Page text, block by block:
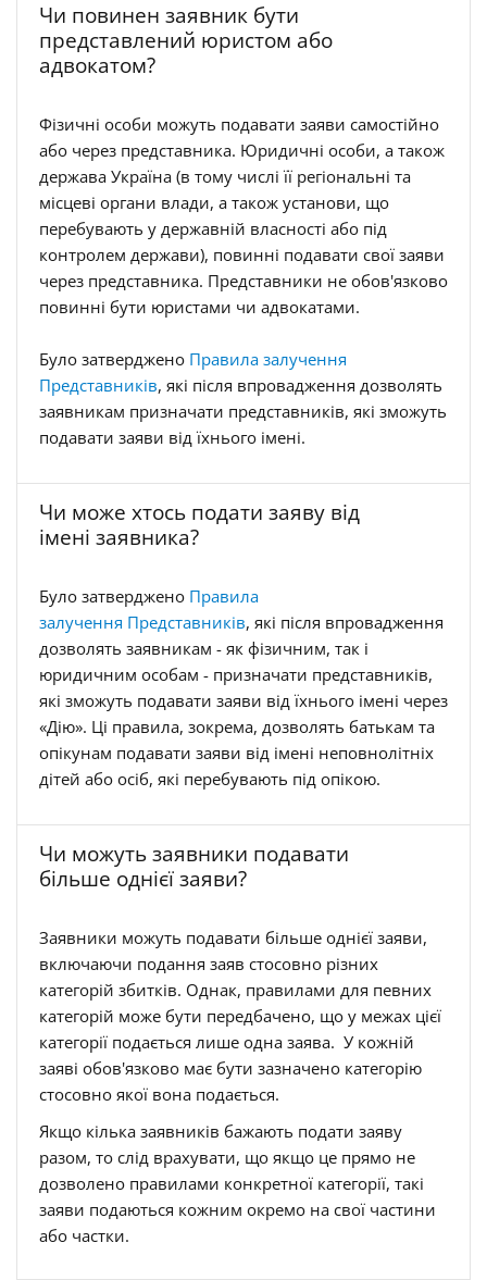
Чи повинен заявник бути
представлений юристом або
адвокатом?
Фізичні особи можуть подавати заяви самостійно
або через представника. Юридичні особи, а також
держава Україна (в тому числі її регіональні та
місцеві органи влади, а також установи, що
перебувають у державній власності або під
контролем держави), повинні подавати свої заяви
через представника. Представники не обов'язково
повинні бути юристами чи адвокатами.
Було затверджено Правила залучення
Представників, які після впровадження дозволять
заявникам призначати представників, які зможуть
подавати заяви від їхнього імені.
Чи може хтось подати заяву від
імені заявника?
Було затверджено Правила
залучення Представників, які після впровадження
дозволять заявникам - як фізичним, так і
юридичним особам - призначати представників,
які зможуть подавати заяви від їхнього імені через
«Дію». Ці правила, зокрема, дозволять батькам та
опікунам подавати заяви від імені неповнолітніх
дітей або осіб, які перебувають під опікою.
Чи можуть заявники подавати
більше однієї заяви?
Заявники можуть подавати більше однієї заяви,
включаючи подання заяв стосовно різних
категорій збитків. Однак, правилами для певних
категорій може бути передбачено, що у межах цієї
категорії подається лише одна заява. У кожній
заяві обов'язково має бути зазначено категорію
стосовно якої вона подається.
Якщо кілька заявників бажають подати заяву
разом, то слід врахувати, що якщо це прямо не
дозволено правилами конкретної категорії, такі
заяви подаються кожним окремо на свої частини
або частки.